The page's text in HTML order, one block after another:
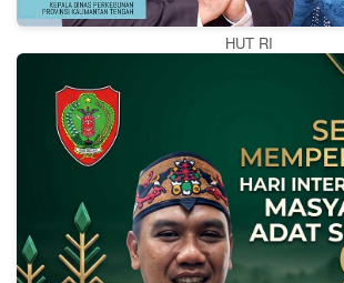
HUT RI